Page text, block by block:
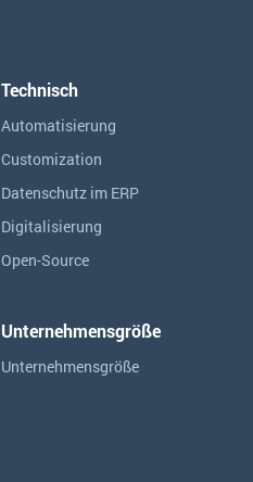
Technisch
Automatisierung
Customization
Datenschutz im ERP
Digitalisierung
Open-Source
Unternehmensgröße
Unternehmensgröße